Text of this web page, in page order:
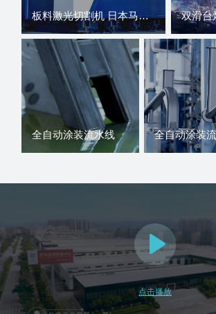
板料激光切割机 日本马扎克 国内知名品牌大族激光设备
全自动涂装流水线 全自动涂装
点击播放